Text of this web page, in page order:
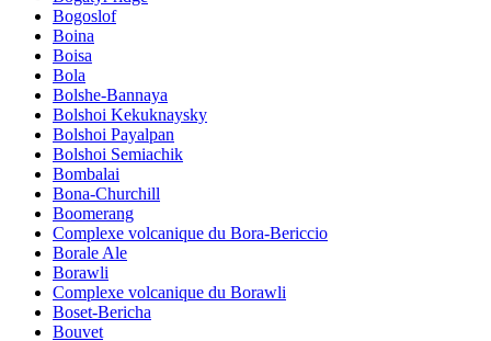
Bogoslof
Boina
Boisa
Bola
Bolshe-Bannaya
Bolshoi Kekuknaysky
Bolshoi Payalpan
Bolshoi Semiachik
Bombalai
Bona-Churchill
Boomerang
Complexe volcanique du Bora-Bericcio
Borale Ale
Borawli
Complexe volcanique du Borawli
Boset-Bericha
Bouvet